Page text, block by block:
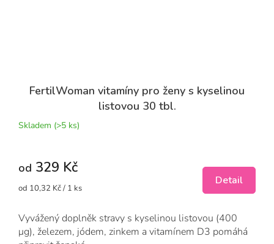
FertilWoman vitamíny pro ženy s kyselinou
listovou 30 tbl.
Skladem (>5 ks)
od 329 Kč
Měrná
od 10,32 Kč / 1 ks
Detail
Vyvážený doplněk stravy s kyselinou listovou (400
μg), železem, jódem, zinkem a vitamínem D3 pomáhá